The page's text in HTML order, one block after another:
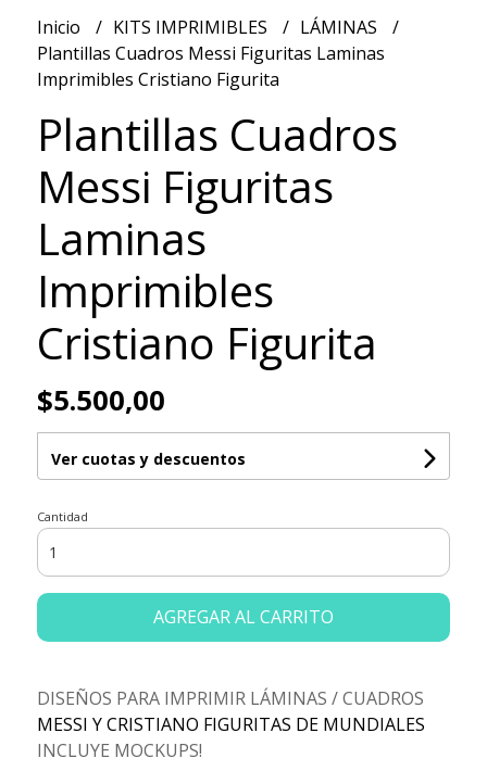
Inicio KITS IMPRIMIBLES
LÁMINAS
Plantillas Cuadros Messi Figuritas Laminas
Imprimibles Cristiano Figurita
Plantillas Cuadros
Messi Figuritas
Laminas
Imprimibles
Cristiano Figurita
$5.500,00
Ver cuotas y descuentos
Cantidad
AGREGAR AL CARRITO
DISEÑOS PARA IMPRIMIR LÁMINAS / CUADROS
MESSI Y CRISTIANO FIGURITAS DE MUNDIALES
INCLUYE MOCKUPS!